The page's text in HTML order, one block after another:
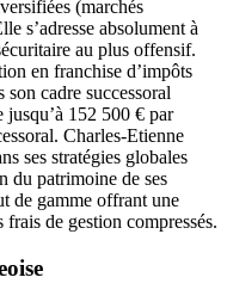
(marchés
s’adresse absolument à
au plus offensif.
en franchise d’impôts
cadre successoral
jusqu’à 152 500 € par
Charles-Etienne
ses stratégies globales
du patrimoine de ses
de gamme offrant une
de gestion compressés.